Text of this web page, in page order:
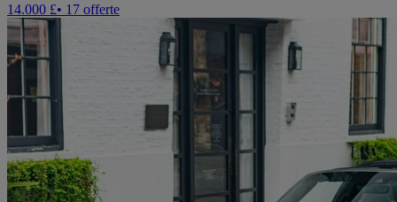
14.000 £• 17 offerte